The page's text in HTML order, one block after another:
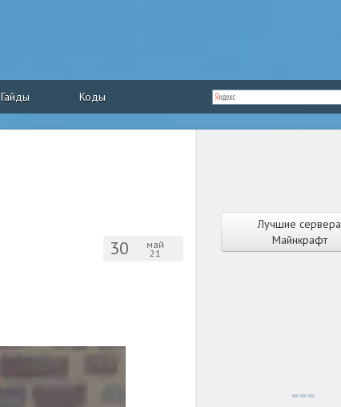
Гайды Коды
Лучшие сервера
Майнкрафт
30 май
21